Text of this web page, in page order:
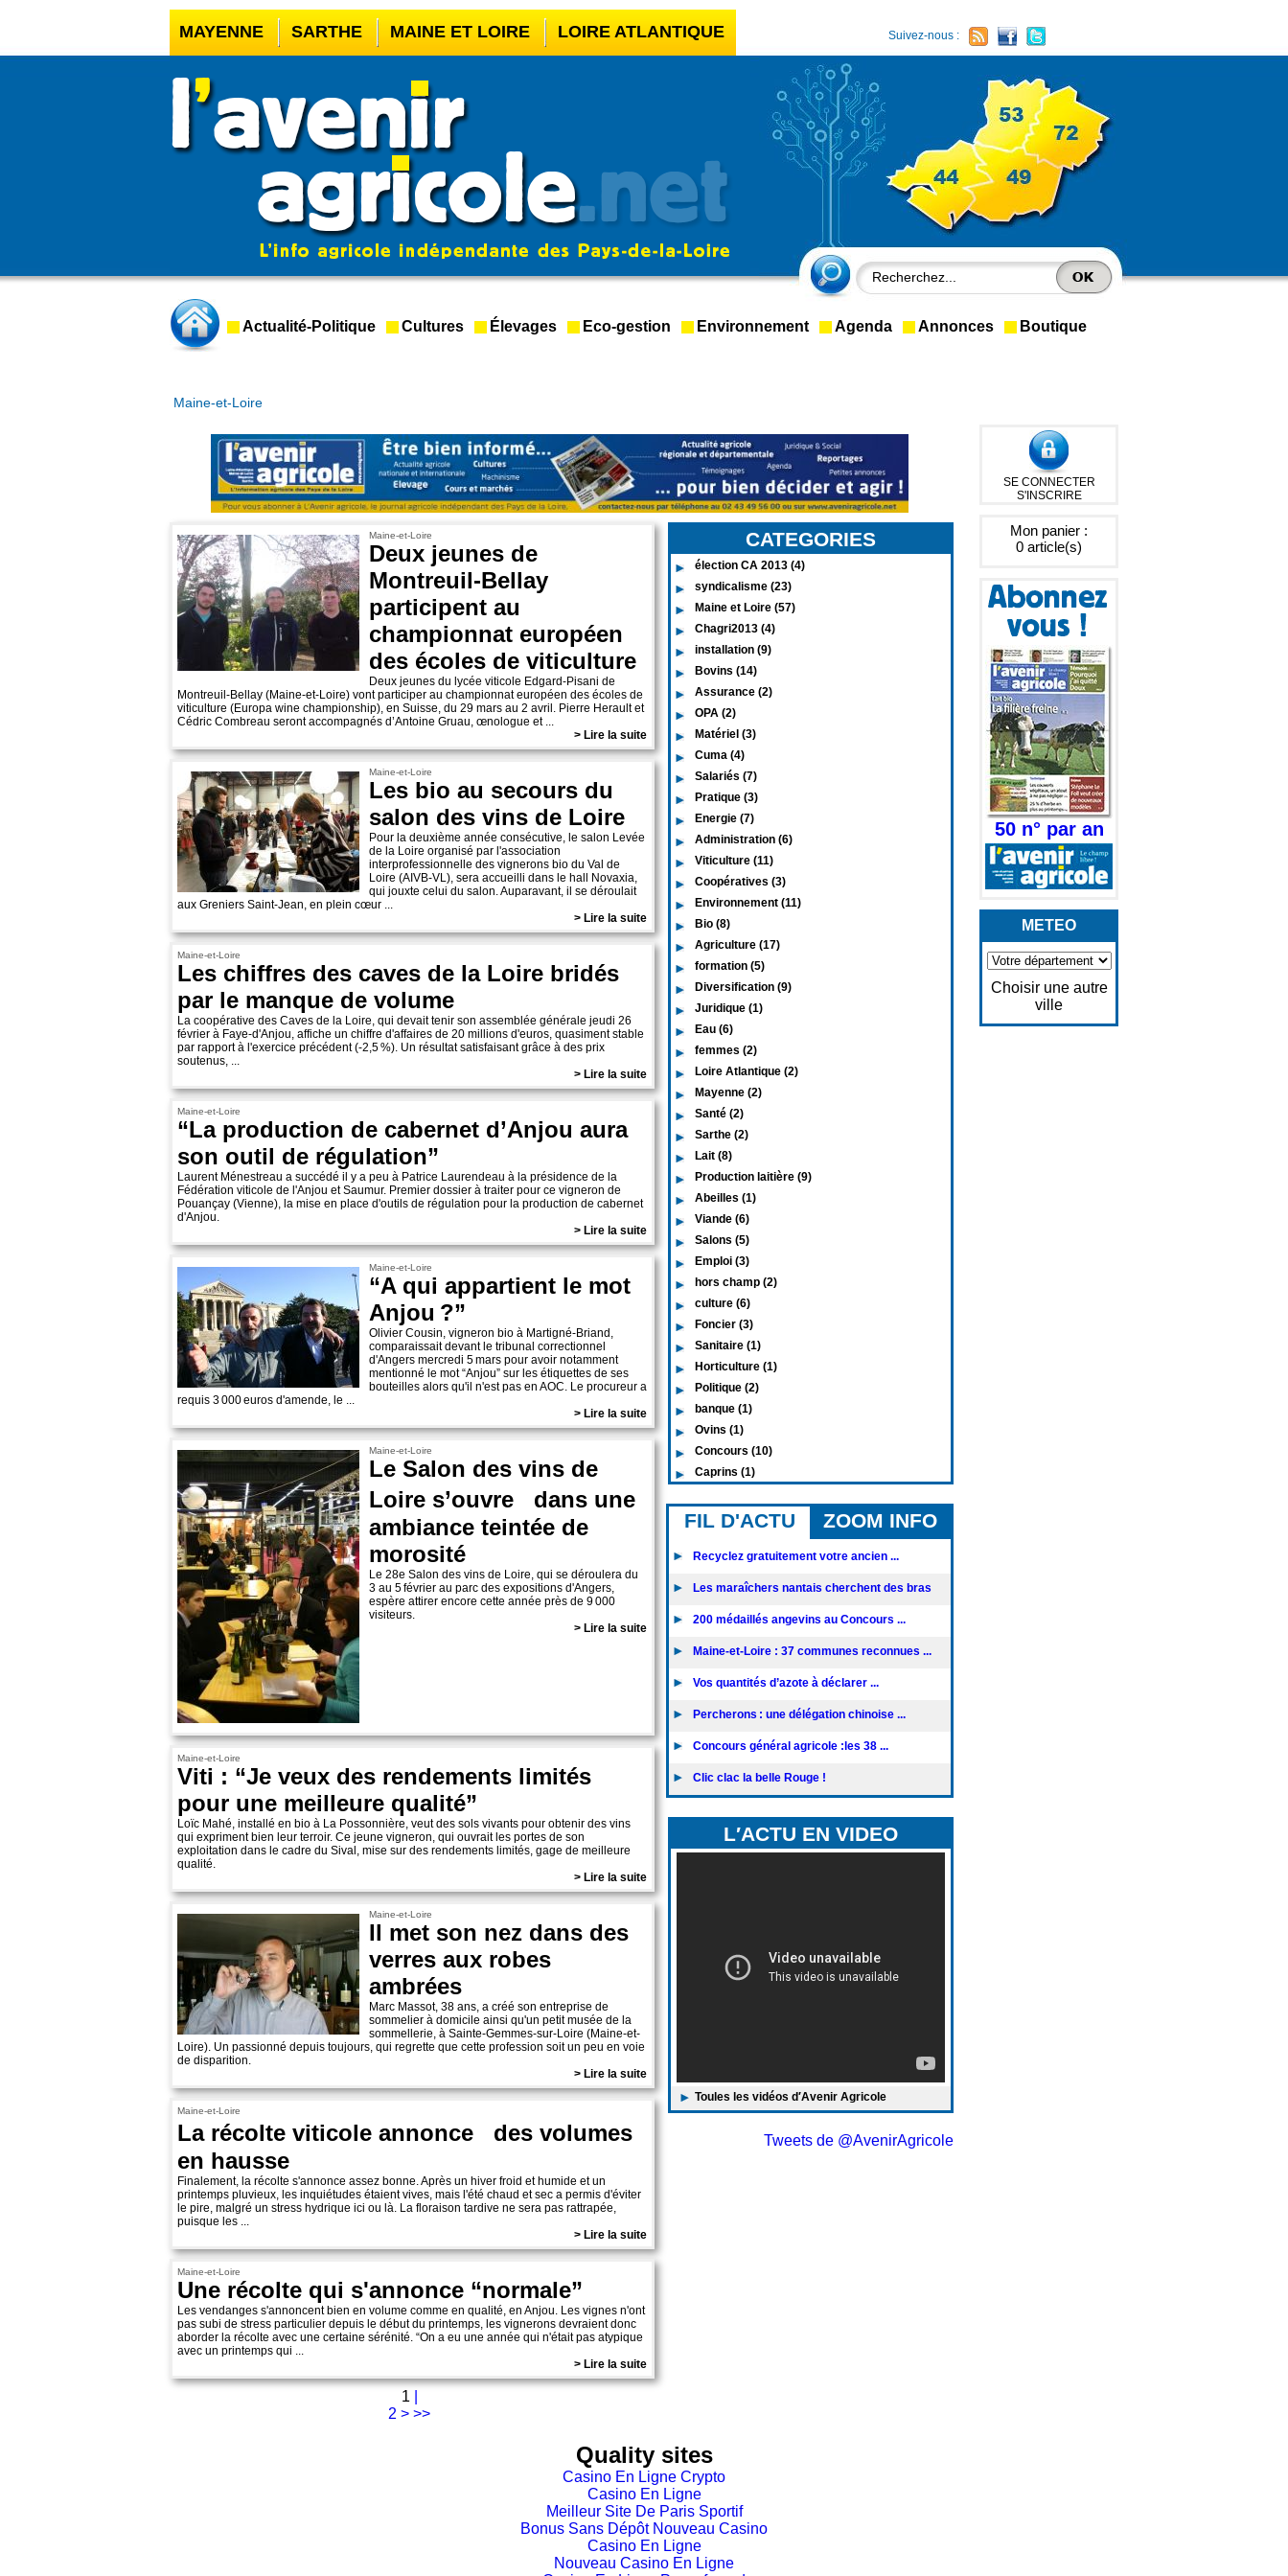
MAYENNE SARTHE MAINE ET LOIRE LOIRE ATLANTIQUE
CASINO EN LIGNE MEILLEUR BOOKMAKER HORS ARJEL
CASINO EN LIGNE FRANCE LÉGAL
CRYPTO CASINO
Suivez-nous :
Actualité-Politique Cultures Élevages Eco-gestion Environnement Agenda Annonces Boutique
Maine-et-Loire
SE CONNECTER
S'INSCRIRE
Mon panier :
0 article(s)
50 n° par an
METEO
Choisir une autre
ville
Maine-et-Loire
Deux jeunes de
Montreuil-Bellay
participent au
championnat européen
des écoles de viticulture
Deux jeunes du lycée viticole Edgard-Pisani de
Montreuil-Bellay (Maine-et-Loire) vont participer au championnat européen des écoles de
viticulture (Europa wine championship), en Suisse, du 29 mars au 2 avril. Pierre Herault et
Cédric Combreau seront accompagnés d’Antoine Gruau, œnologue et ...
> Lire la suite
Maine-et-Loire
Les bio au secours du
salon des vins de Loire
Pour la deuxième année consécutive, le salon Levée
de la Loire organisé par l'association
interprofessionnelle des vignerons bio du Val de
Loire (AIVB-VL), sera accueilli dans le hall Novaxia,
qui jouxte celui du salon. Auparavant, il se déroulait
aux Greniers Saint-Jean, en plein cœur ...
> Lire la suite
Maine-et-Loire
Les chiffres des caves de la Loire bridés
par le manque de volume
La coopérative des Caves de la Loire, qui devait tenir son assemblée générale jeudi 26
février à Faye-d'Anjou, affiche un chiffre d'affaires de 20 millions d'euros, quasiment stable
par rapport à l'exercice précédent (-2,5 %). Un résultat satisfaisant grâce à des prix
soutenus, ...
> Lire la suite
Maine-et-Loire
“La production de cabernet d’Anjou aura
son outil de régulation”
Laurent Ménestreau a succédé il y a peu à Patrice Laurendeau à la présidence de la
Fédération viticole de l'Anjou et Saumur. Premier dossier à traiter pour ce vigneron de
Pouançay (Vienne), la mise en place d'outils de régulation pour la production de cabernet
d'Anjou.
> Lire la suite
Maine-et-Loire
“A qui appartient le mot
Anjou ?”
Olivier Cousin, vigneron bio à Martigné-Briand,
comparaissait devant le tribunal correctionnel
d'Angers mercredi 5 mars pour avoir notamment
mentionné le mot “Anjou” sur les étiquettes de ses
bouteilles alors qu'il n'est pas en AOC. Le procureur a
requis 3 000 euros d'amende, le ...
> Lire la suite
Maine-et-Loire
Le Salon des vins de
Loire s’ouvre dans une
ambiance teintée de
morosité
Le 28e Salon des vins de Loire, qui se déroulera du
3 au 5 février au parc des expositions d'Angers,
espère attirer encore cette année près de 9 000
visiteurs.
> Lire la suite
Maine-et-Loire
Viti : “Je veux des rendements limités
pour une meilleure qualité”
Loïc Mahé, installé en bio à La Possonnière, veut des sols vivants pour obtenir des vins
qui expriment bien leur terroir. Ce jeune vigneron, qui ouvrait les portes de son
exploitation dans le cadre du Sival, mise sur des rendements limités, gage de meilleure
qualité.
> Lire la suite
Maine-et-Loire
Il met son nez dans des
verres aux robes
ambrées
Marc Massot, 38 ans, a créé son entreprise de
sommelier à domicile ainsi qu'un petit musée de la
sommellerie, à Sainte-Gemmes-sur-Loire (Maine-et-
Loire). Un passionné depuis toujours, qui regrette que cette profession soit un peu en voie
de disparition.
> Lire la suite
Maine-et-Loire
La récolte viticole annonce des volumes
en hausse
Finalement, la récolte s'annonce assez bonne. Après un hiver froid et humide et un
printemps pluvieux, les inquiétudes étaient vives, mais l'été chaud et sec a permis d'éviter
le pire, malgré un stress hydrique ici ou là. La floraison tardive ne sera pas rattrapée,
puisque les ...
> Lire la suite
Maine-et-Loire
Une récolte qui s'annonce “normale”
Les vendanges s'annoncent bien en volume comme en qualité, en Anjou. Les vignes n'ont
pas subi de stress particulier depuis le début du printemps, les vignerons devraient donc
aborder la récolte avec une certaine sérénité. “On a eu une année qui n'était pas atypique
avec un printemps qui ...
> Lire la suite
1
2 > >>
CATEGORIES
élection CA 2013 (4)
syndicalisme (23)
Maine et Loire (57)
Chagri2013 (4)
installation (9)
Bovins (14)
Assurance (2)
OPA (2)
Matériel (3)
Cuma (4)
Salariés (7)
Pratique (3)
Energie (7)
Administration (6)
Viticulture (11)
Coopératives (3)
Environnement (11)
Bio (8)
Agriculture (17)
formation (5)
Diversification (9)
Juridique (1)
Eau (6)
femmes (2)
Loire Atlantique (2)
Mayenne (2)
Santé (2)
Sarthe (2)
Lait (8)
Production laitière (9)
Abeilles (1)
Viande (6)
Salons (5)
Emploi (3)
hors champ (2)
culture (6)
Foncier (3)
Sanitaire (1)
Horticulture (1)
Politique (2)
banque (1)
Ovins (1)
Concours (10)
Caprins (1)
FIL D'ACTU ZOOM INFO
Recyclez gratuitement votre ancien ...
Les maraîchers nantais cherchent des bras
200 médaillés angevins au Concours ...
Maine-et-Loire : 37 communes reconnues ...
Vos quantités d’azote à déclarer ...
Percherons : une délégation chinoise ...
Concours général agricole :les 38 ...
Clic clac la belle Rouge !
L′ACTU EN VIDEO
Toules les vidéos d′Avenir Agricole
Tweets de @AvenirAgricole
Quality sites
Casino En Ligne Crypto
Casino En Ligne
Meilleur Site De Paris Sportif
Bonus Sans Dépôt Nouveau Casino
Casino En Ligne
Nouveau Casino En Ligne